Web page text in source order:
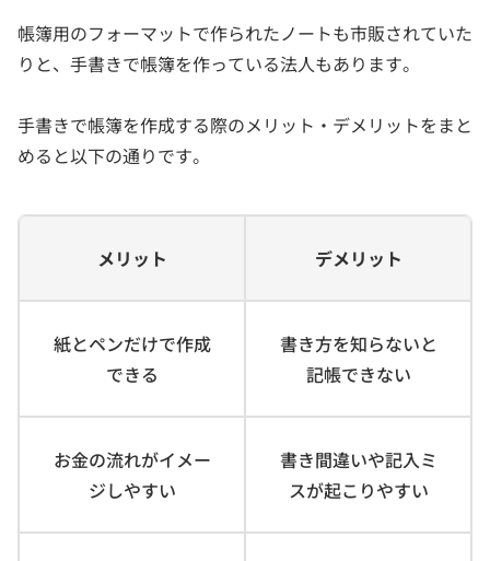
帳簿用のフォーマットで作られたノートも市販されていた
りと、手書きで帳簿を作っている法人もあります。
手書きで帳簿を作成する際のメリット・デメリットをまと
めると以下の通りです。
メリット デメリット
紙とペンだけで作成
できる
書き方を知らないと
記帳できない
お金の流れがイメー
ジしやすい
書き間違いや記入ミ
スが起こりやすい